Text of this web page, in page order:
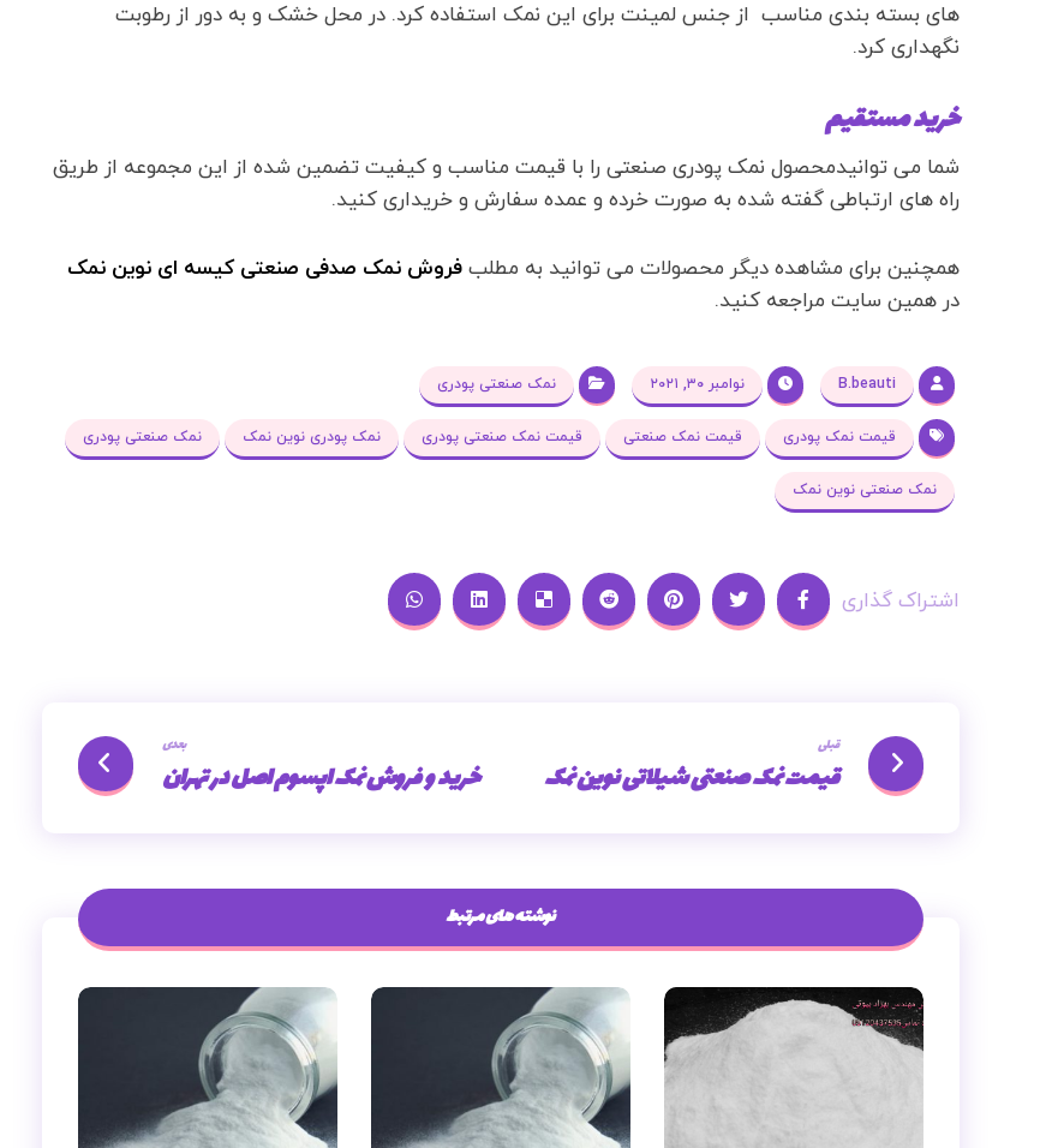
های بسته بندی مناسب از جنس لمینت برای این نمک استفاده کرد. در محل خشک و به دور از رطوبت
نگهداری کرد.
خرید مستقیم
شما می توانیدمحصول نمک پودری صنعتی را با قیمت مناسب و کیفیت تضمین شده از این مجموعه از طریق
راه های ارتباطی گفته شده به صورت خرده و عمده سفارش و خریداری کنید.
همچنین برای مشاهده دیگر محصولات می توانید به مطلب فروش نمک صدفی صنعتی کیسه ای نوین نمک
در همین سایت مراجعه کنید.
B.beauti نوامبر ۳۰, ۲۰۲۱ نمک صنعتی پودری
قیمت نمک پودری قیمت نمک صنعتی قیمت نمک صنعتی پودری نمک پودری نوین نمک نمک صنعتی پودری
نمک صنعتی نوین نمک
قبلی
قیمت نمک صنعتی شیلاتی نوین نمک
بعدی
خرید و فروش نمک اپسوم اصل در تهران
نوشته های مرتبط